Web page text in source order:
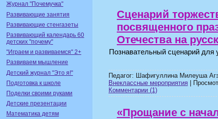
Журнал "Почемучка"
Развивающие занятия
Развивающие стенгазеты
Развивающий календарь 60
детских "почему"
"Играем и развиваемся" 2+
Развиваем мышление
Детский журнал "Это я!"
Подготовка к школе
Поделки своими руками
Детские презентации
Математика детям
Сценарий
посвященного
Отечества на
Познавательный сценарий для
Педагог: Шафигуллина Милеуша
Внеклассные мероприятия |
Комментарии (1)
«Прощание с